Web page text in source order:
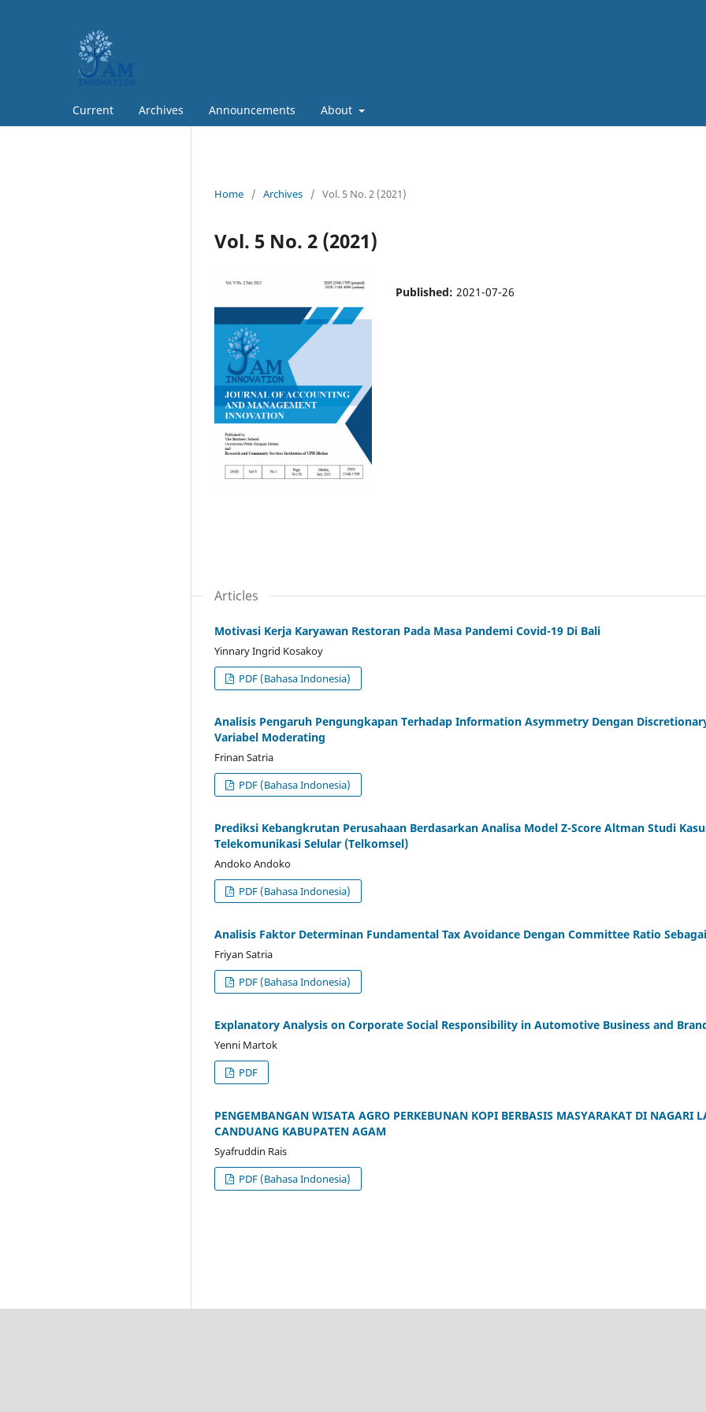
Current Archives Announcements About
Home / Archives / Vol. 5 No. 2 (2021)
Vol. 5 No. 2 (2021)
Published: 2021-07-26
Articles
Motivasi Kerja Karyawan Restoran Pada Masa Pandemi Covid-19 Di Bali
Yinnary Ingrid Kosakoy
PDF (Bahasa Indonesia)
Analisis Pengaruh Pengungkapan Terhadap Information Asymmetry Dengan
Variabel Moderating
Frinan Satria
PDF (Bahasa Indonesia)
Prediksi Kebangkrutan Perusahaan Berdasarkan Analisa Model Z-Score Altman Studi
Telekomunikasi Selular (Telkomsel)
Andoko Andoko
PDF (Bahasa Indonesia)
Analisis Faktor Determinan Fundamental Tax Avoidance Dengan Committee Ratio
Friyan Satria
PDF (Bahasa Indonesia)
Explanatory Analysis on Corporate Social Responsibility in Automotive Business and
Yenni Martok
PDF
PENGEMBANGAN WISATA AGRO PERKEBUNAN KOPI BERBASIS MASYARAKAT DI NAGARI
CANDUANG KABUPATEN AGAM
Syafruddin Rais
PDF (Bahasa Indonesia)